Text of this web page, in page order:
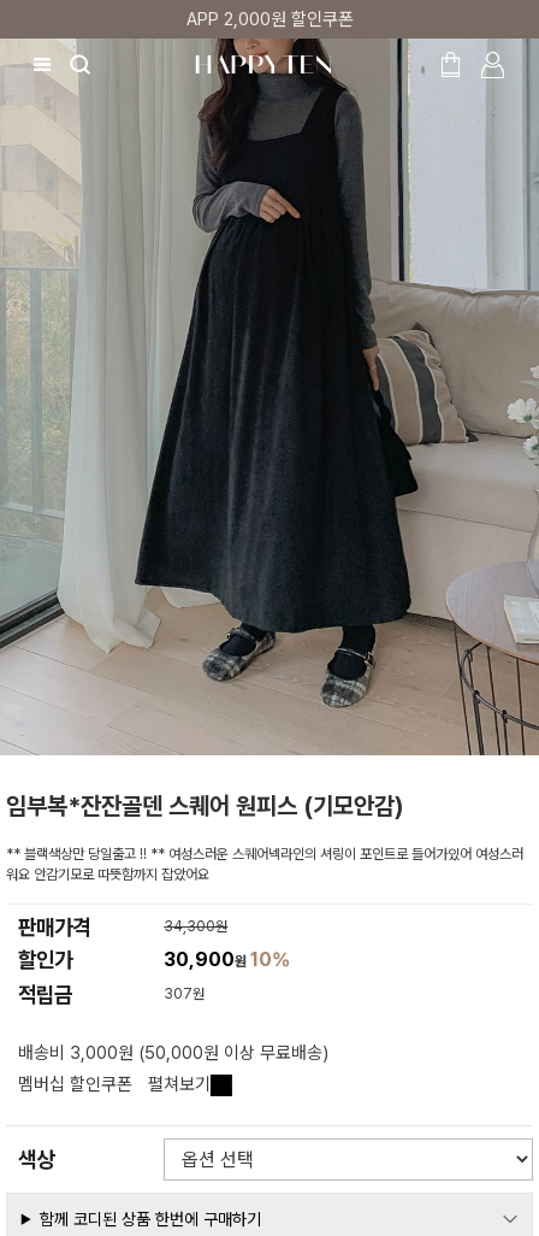
첫 구매 5% 감사쿠폰
임부복*잔잔골덴 스퀘어 원피스 (기모안감)
** 블랙색상만 당일출고 !! ** 여성스러운 스퀘어넥라인의 셔링이 포인트로 들어가있어 여성스러
워요 안감기모로 따뜻함까지 잡았어요
판매가격 34,300원
할인가 30,900원10%
적립금 307원
배송비 3,000원 (50,000원 이상 무료배송)
멤버십 할인쿠폰
펼쳐보기
색상
함께 코디된 상품 한번에 구매하기